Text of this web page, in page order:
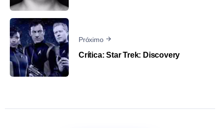
Próximo
Crítica: Star Trek: Discovery